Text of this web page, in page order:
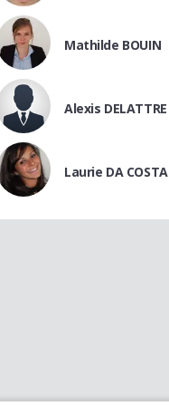
Mathilde BOUIN
Alexis DELATTRE
Laurie DA COSTA